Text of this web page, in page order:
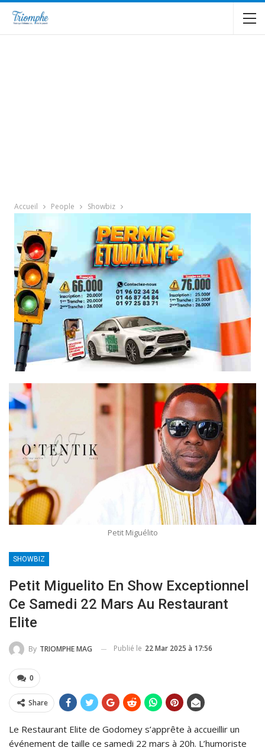
Accueil People Showbiz
Petit Miguélito
SHOWBIZ
Petit Miguelito En Show Exceptionnel
Ce Samedi 22 Mars Au Restaurant
Elite
By TRIOMPHE MAG Publié le 22 Mar 2025 à 17:56
0
Share
Le Restaurant Elite de Godomey s’apprête à accueillir un
événement de taille ce samedi 22 mars à 20h. L’humoriste